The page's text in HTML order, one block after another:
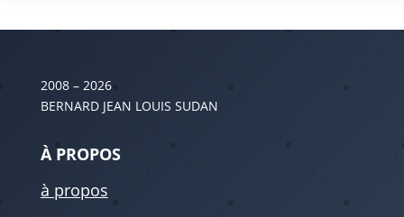
2008 – 2026
BERNARD JEAN LOUIS SUDAN
À PROPOS
à propos